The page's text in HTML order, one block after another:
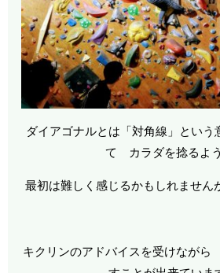
ダイアゴナルとは「対角線」とい
て カラダを捻るよ
最初は難しく感じるかもしれませ
キクリンのアドバイスを受けなが